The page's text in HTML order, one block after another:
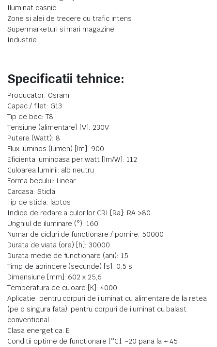
Iluminat casnic
Zone si alei de trecere cu trafic intens
Supermarketuri si mari magazine
Industrie
Specificatii tehnice:
Producator: Osram
Capac / filet: G13
Tip de bec: T8
Tensiune (alimentare) [V]: 230V
Putere (Watt): 8
Flux luminos (lumen) [lm]: 900
Eficienta luminoasa per watt [lm/W]: 112
Culoarea luminii: alb neutru
Forma becului: Linear
Carcasa: Sticla
Tip de sticla: laptos
Indice de redare a culorilor CRI [Ra]: RA >80
Unghiul de iluminare (°): 160
Numar de cicluri de functionare / pornire: 50000
Durata de viata (ore) [h]: 30000
Durata medie de functionare (ani): 15
Timp de aprindere (secunde) [s]: 0.5 s
Dimensiune [mm]: 602 x 25,6
Temperatura de culoare [K]: 4000
Aplicatie: pentru corpuri de iluminat cu alimentare de la retea
(pe o singura fata), pentru corpuri de iluminat cu balast
conventional
Clasa energetica: E
Conditii optime de functionare [°C]: -20 pana la + 45